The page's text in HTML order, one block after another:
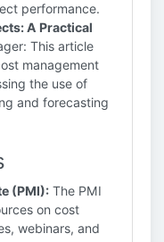
performance.
A Practical
This article
management
the use of
and forecasting
(PMI): The PMI
on cost
webinars, and